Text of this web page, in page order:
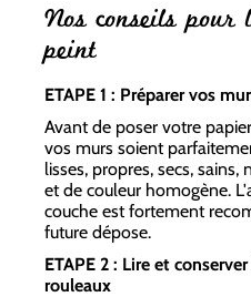
Nos conseils
peint
ETAPE 1 : Préparer vos
Avant de poser votre
vos murs soient
lisses, propres, secs,
et de couleur homogène.
couche est fortement
future dépose.
ETAPE 2 : Lire et
rouleaux